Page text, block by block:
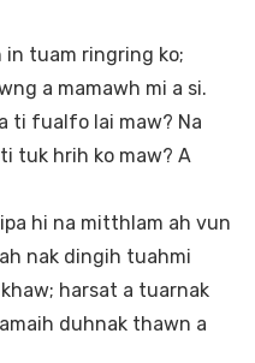
in tuam ringring ko;
a mamawh mi a si.
ti fualfo lai maw? Na
tuk hrih ko maw? A
hi na mitthlam ah vun
nak dingih tuahmi
harsat a tuarnak
duhnak thawn a